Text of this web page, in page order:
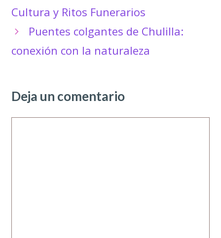
Cultura y Ritos Funerarios
Puentes colgantes de Chulilla:
conexión con la naturaleza
Deja un comentario